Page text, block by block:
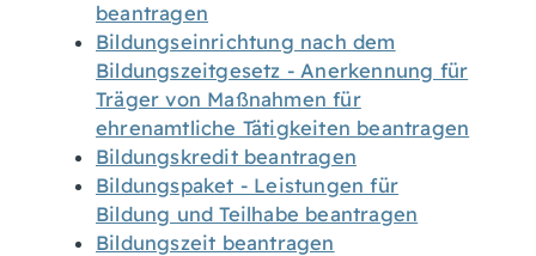
beantragen
Bildungseinrichtung nach dem
Bildungszeitgesetz - Anerkennung für
Träger von Maßnahmen für
ehrenamtliche Tätigkeiten beantragen
Bildungskredit beantragen
Bildungspaket - Leistungen für
Bildung und Teilhabe beantragen
Bildungszeit beantragen